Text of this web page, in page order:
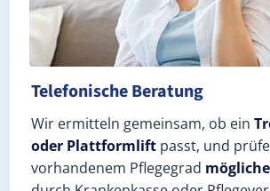
Telefonische Beratung
Wir ermitteln gemeinsam, ob ein
oder Plattformlift passt, und
vorhandenem Pflegegrad